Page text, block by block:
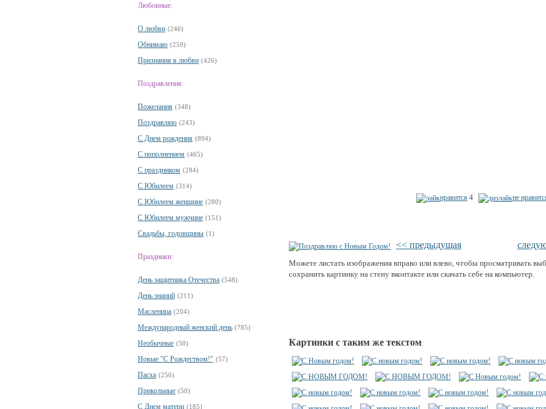
Любовные:
О любви (246)
Обнимаю (259)
Признания в любви (426)
Поздравления:
Пожелания (348)
Поздравляю (243)
С Днем рождения (894)
С пополнением (465)
С праздником (284)
С Юбилеем (314)
С Юбилеем женщине (280)
С Юбилеем мужчине (151)
Свадьбы, годовщины (1)
Праздники:
День защитника Отечества (548)
День знаний (211)
Масленица (204)
Международный женский день (785)
Необычные (50)
Новые "С Рождеством!" (57)
Пасха (256)
Прикольные (50)
С Днем матери (185)
нравится 4 не
<< предыдущая
Можете листать изображения вправо или влево, чтобы просматривать
сохранить картинку на стену вконтакте или скачать себе на компьютер.
Картинки с таким же текстом: